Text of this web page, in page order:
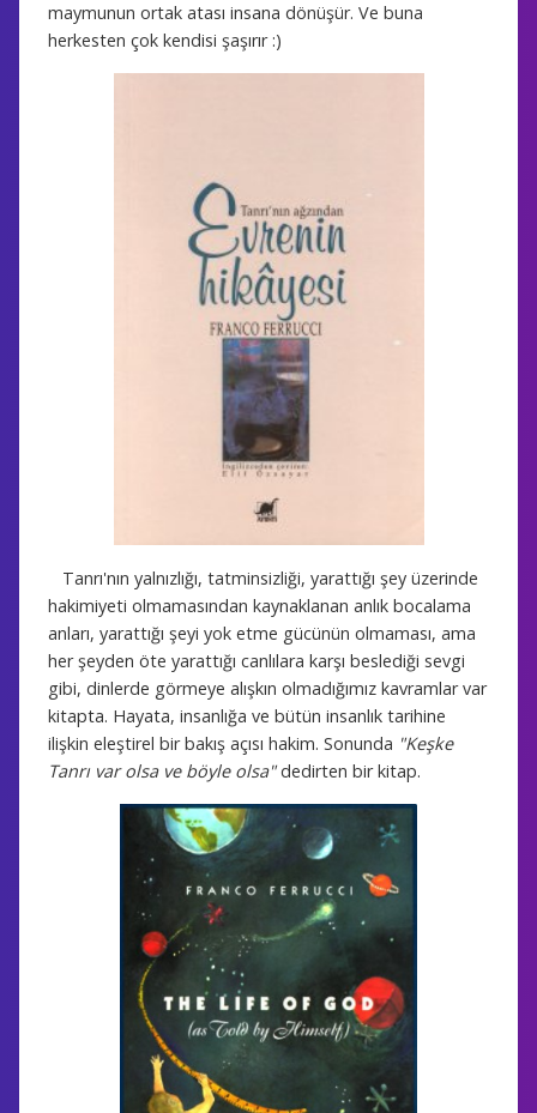
maymunun ortak atası insana dönüşür. Ve buna
herkesten çok kendisi şaşırır :)
Tanrı'nın yalnızlığı, tatminsizliği, yarattığı şey üzerinde
hakimiyeti olmamasından kaynaklanan anlık bocalama
anları, yarattığı şeyi yok etme gücünün olmaması, ama
her şeyden öte yarattığı canlılara karşı beslediği sevgi
gibi, dinlerde görmeye alışkın olmadığımız kavramlar var
kitapta. Hayata, insanlığa ve bütün insanlık tarihine
ilişkin eleştirel bir bakış açısı hakim. Sonunda "Keşke
Tanrı var olsa ve böyle olsa"dedirten bir kitap.